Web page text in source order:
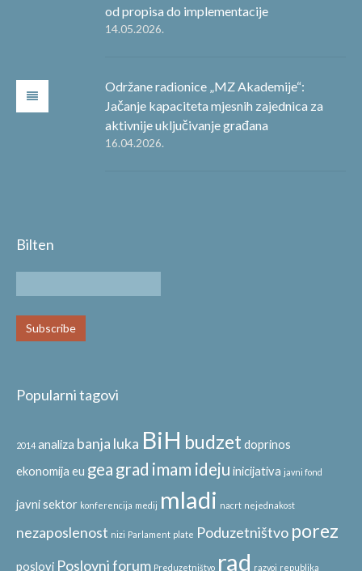
od propisa do implementacije
14.05.2026.
Održane radionice „MZ Akademije“:
Jačanje kapaciteta mjesnih zajednica za
aktivnije uključivanje građana
16.04.2026.
Bilten
Popularni tagovi
2014 analiza banja luka BiH budzet doprinos
ekonomija eu gea grad imam ideju inicijativa javni fond
javni sektor konferencija medij mladi nacrt nejednakost
nezaposlenost nizi Parlament plate Poduzetništvo porez
poslovi Poslovni forum Preduzetništvo rad razvoj republika